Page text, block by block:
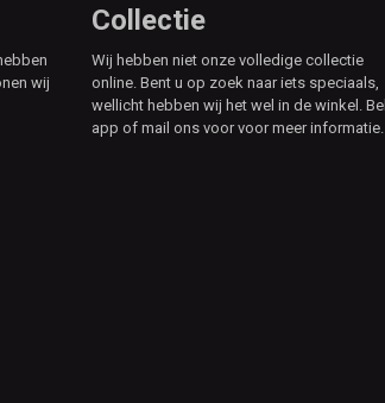
wij
Collectie
Wij hebben niet onze volledige collectie
online. Bent u op zoek naar iets speciaals,
wellicht hebben wij het wel in de winkel. Bel,
app of mail ons voor voor meer informatie.